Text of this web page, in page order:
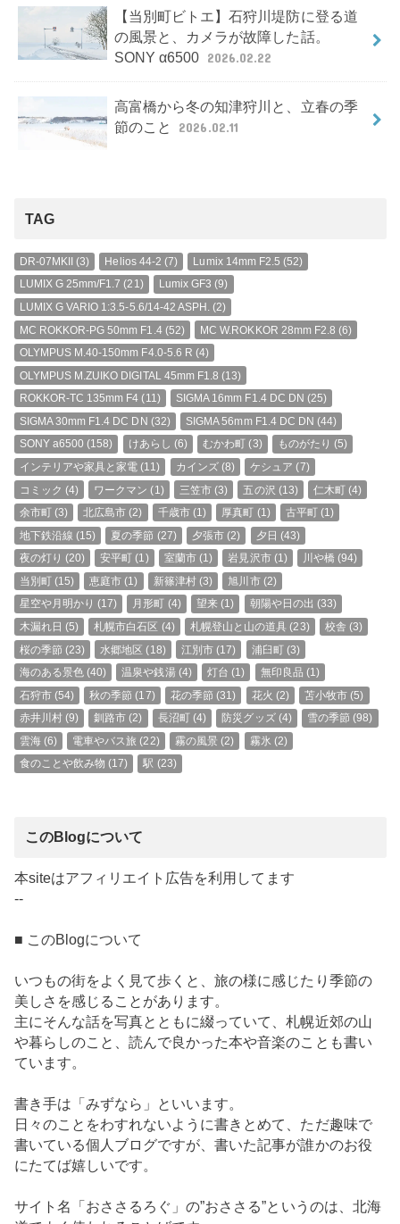
【当別町ビトエ】石狩川堤防に登る道
の風景と、カメラが故障した話。
SONY α6500 2026.02.22
高富橋から冬の知津狩川と、立春の季
節のこと
2026.02.11
TAG
DR-07MKII(3) Helios 44-2 (7) Lumix 14mm F2.5 (52)
LUMIX G 25mm/F1.7 (21) Lumix GF3 (9)
LUMIX G VARIO 1:3.5-5.6/14-42 ASPH. (2)
MC ROKKOR-PG 50mm F1.4(52) MC W.ROKKOR 28mm F2.8 (6)
OLYMPUS M.40-150mm F4.0-5.6 R (4)
OLYMPUS M.ZUIKO DIGITAL 45mm F1.8 (13)
ROKKOR-TC 135mm F4 (11) SIGMA 16mm F1.4 DC DN (25)
SIGMA 30mm F1.4 DC DN (32) SIGMA 56mm F1.4 DC DN (44)
SONY a6500 (158) けあらし (6) むかわ町 (3) ものがたり (5)
インテリアや家具と家電 (11) カインズ(8) ケシュア (7)
コミック (4) ワークマン (1) 三笠市 (3) 五の沢 (13) 仁木町 (4)
余市町(3) 北広島市 (2) 千歳市(1) 厚真町 (1) 古平町 (1)
地下鉄沿線 (15) 夏の季節 (27) 夕張市 (2) 夕日 (43)
夜の灯り (20) 安平町 (1) 室蘭市(1) 岩見沢市(1) 川や橋 (94)
当別町(15) 恵庭市 (1) 新篠津村(3) 旭川市(2)
星空や月明かり (17) 月形町 (4) 望来 (1) 朝陽や日の出 (33)
木漏れ日 (5) 札幌市白石区 (4) 札幌登山と山の道具 (23) 校舎 (3)
桜の季節 (23) 水郷地区 (18) 江別市 (17) 浦臼町(3)
海のある景色(40) 温泉や銭湯(4) 灯台 (1) 無印良品 (1)
石狩市(54) 秋の季節 (17) 花の季節 (31) 花火 (2) 苫小牧市 (5)
赤井川村(9) 釧路市 (2) 長沼町(4) 防災グッズ(4) 雪の季節 (98)
雲海(6) 電車やバス旅 (22) 霧の風景 (2) 霧氷 (2)
食のことや飲み物 (17) 駅 (23)
このBlogについて
本siteはアフィリエイト広告を利用してます
--
■ このBlogについて
いつもの街をよく見て歩くと、旅の様に感じたり季節の
美しさを感じることがあります。
主にそんな話を写真とともに綴っていて、札幌近郊の山
や暮らしのこと、読んで良かった本や音楽のことも書い
ています。
書き手は「みずなら」といいます。
日々のことをわすれないように書きとめて、ただ趣味で
書いている個人ブログですが、書いた記事が誰かのお役
にたてば嬉しいです。
サイト名「おささるろぐ」の”おささる”というのは、北海